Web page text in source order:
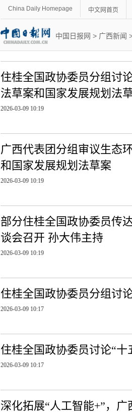
China Daily Homepage 中文网首页
中国日报网 > 广西新闻
住桂全国政协委员分组讨
法草案和国家发展规划法
2026-03-09 10:19
广西代表团分组审议生态
和国家发展规划法草案
2026-03-09 10:19
部分住桂全国政协委员传
谈会召开 孙大伟主持
2026-03-09 10:19
住桂全国政协委员分组讨
2026-03-09 10:17
住桂全国政协委员讨论“十
2026-03-09 10:17
深化拓展“人工智能+”，